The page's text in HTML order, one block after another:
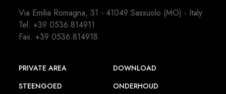
Via Emilia Romagna, 31 - 41049 Sassuolo (MO) - Italy
Tel.+39 0536.814911
Fax. +39 0536.814918
PRIVATE AREA
DOWNLOAD
STEENGOED
ONDERHOUD